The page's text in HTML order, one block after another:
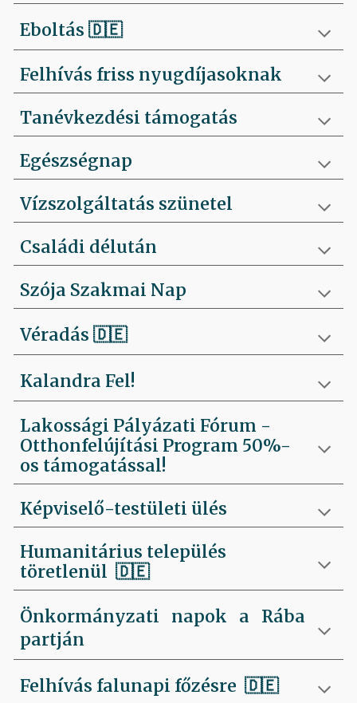
Eboltás🇩🇪
Felhívás friss nyugdíjasoknak
Tanévkezdési támogatás
Egészségnap
Vízszolgáltatás szünetel
Családi délután
Szója Szakmai Nap
Véradás🇩🇪
Kalandra Fel!
Lakossági Pályázati Fórum -
Otthonfelújítási Program 50%-
os támogatással!
Képviselő-testületi ülés
Humanitárius település
töretlenül🇩🇪
Önkormányzati napok a Rába
partján
Felhívás falunapi főzésre🇩🇪